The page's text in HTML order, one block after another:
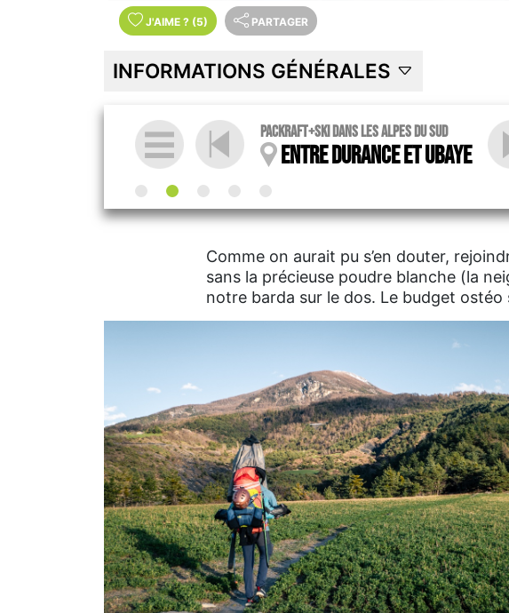
J'AIME ? (5) PARTAGER
INFORMATIONS GÉNÉRALES
Packraft+ski dans les Alpes du sud
Entre Durance et Ubaye
Comme on aurait pu s’en douter,
sans la précieuse poudre blanche (la
notre barda sur le dos. Le budget ostéo